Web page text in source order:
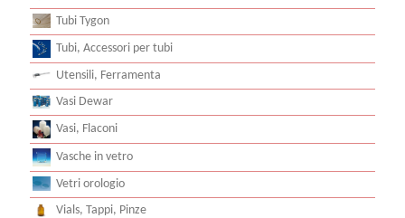
Tubi Tygon
Tubi, Accessori per tubi
Utensili, Ferramenta
Vasi Dewar
Vasi, Flaconi
Vasche in vetro
Vetri orologio
Vials, Tappi, Pinze